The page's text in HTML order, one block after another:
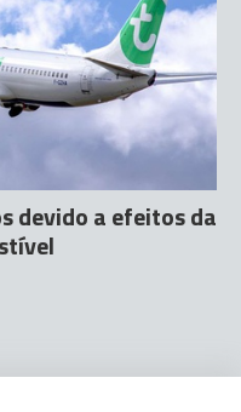
devido a efeitos da